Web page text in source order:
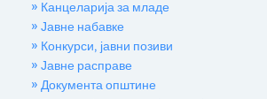
» Канцеларија за младе
» Јавне набавке
» Конкурси, јавни позиви
» Јавне расправе
» Документа општине